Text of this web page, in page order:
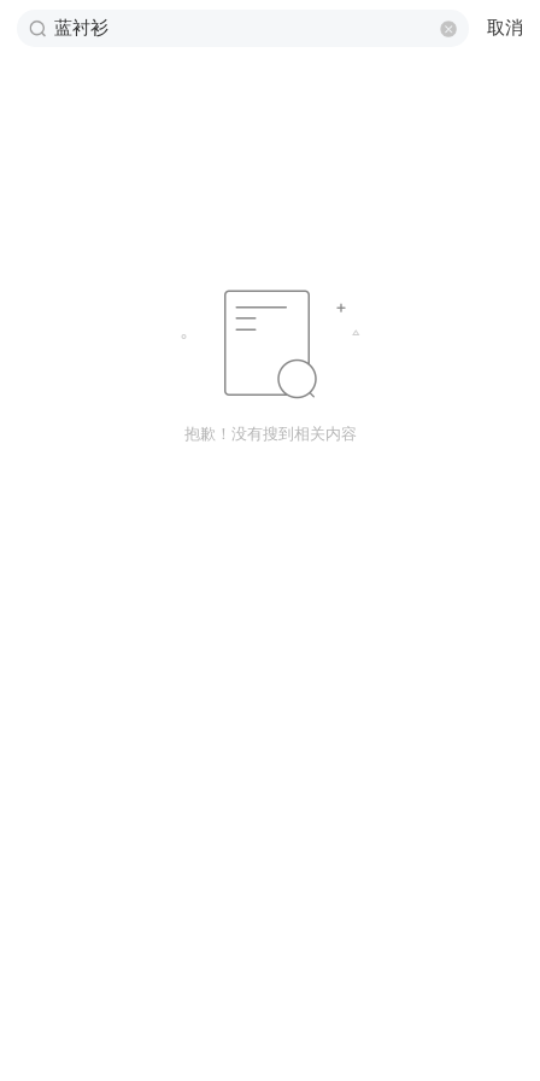
取消
抱歉！没有搜到相关内容